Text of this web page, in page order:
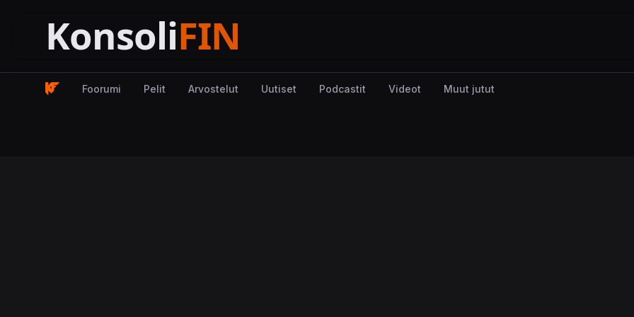
Foorumi Pelit Arvostelut Uutiset Podcastit Videot Muut jutut